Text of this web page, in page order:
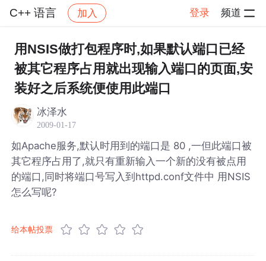
C++ 语言 加入 登录 频道
社区 C++ 语言 帖子详情
用NSIS做打包程序时,如果默认端口已经
被其它程序占用就出现输入端口的页面,安
装好之后系统便使用此端口
冰泽水
2009-01-17
如Apache服务,默认时用到的端口是 80 ,一但此端口被
其它程序占用了,就只有重新输入一个新的没有被点用
的端口,同时将端口号写入到httpd.conf文件中 用NSIS
怎么写呢?
给本帖投票